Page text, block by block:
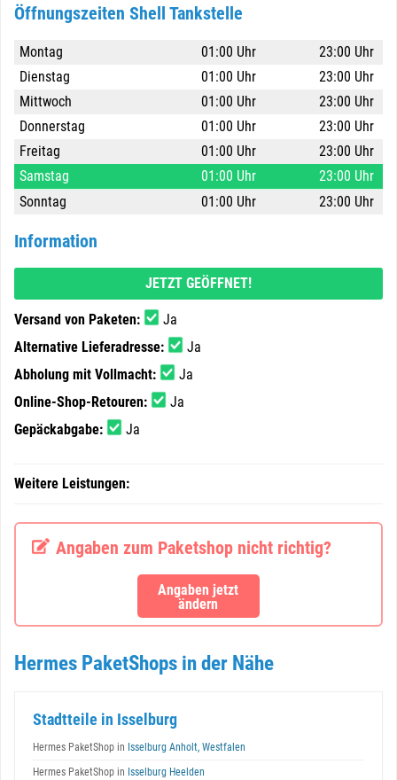
Öffnungszeiten Shell Tankstelle
Montag 01:00 Uhr
23:00 Uhr
Dienstag
01:00 Uhr
23:00 Uhr
Mittwoch
01:00 Uhr
23:00 Uhr
Donnerstag
01:00 Uhr
23:00 Uhr
Freitag
01:00 Uhr
23:00 Uhr
Samstag
01:00 Uhr
23:00 Uhr
Sonntag
01:00 Uhr 23:00 Uhr
Information
JETZT GEÖFFNET!
Versand von Paketen:
Ja
Alternative Lieferadresse:
Ja
Abholung mit Vollmacht:
Ja
Online-Shop-Retouren:
Ja
Gepäckabgabe:
Ja
Weitere Leistungen:
Angaben zum Paketshop nicht richtig?
Angaben jetzt
ändern
Hermes PaketShops in der Nähe
Stadtteile in Isselburg
Hermes PaketShop in Isselburg Anholt, Westfalen
Hermes PaketShop in Isselburg Heelden